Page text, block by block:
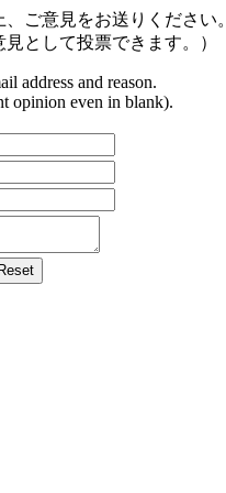
ご意見をお送りください
として投票できます。）
address and reason.
opinion even in blank).